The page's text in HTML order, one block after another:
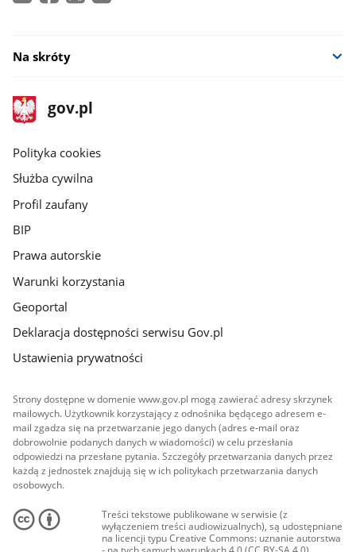
Na skróty
stopka
gov.pl
Strona
gov.pl
gov.pl
Polityka cookies
Służba cywilna
Profil zaufany
BIP
Prawa autorskie
Warunki korzystania
Geoportal
Deklaracja dostępności serwisu Gov.pl
Ustawienia prywatności
Strony dostępne w domenie www.gov.pl mogą zawierać adresy skrzynek
mailowych. Użytkownik korzystający z odnośnika będącego adresem e-
mail zgadza się na przetwarzanie jego danych (adres e-mail oraz
dobrowolnie podanych danych w wiadomości) w celu przesłania
odpowiedzi na przesłane pytania. Szczegóły przetwarzania danych przez
każdą z jednostek znajdują się w ich politykach przetwarzania danych
osobowych.
Treści tekstowe publikowane w serwisie (z
wyłączeniem treści audiowizualnych), są udostępniane
na licencji typu Creative Commons: uznanie autorstwa